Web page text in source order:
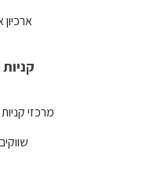
ארכיון
קניות
מרכזי